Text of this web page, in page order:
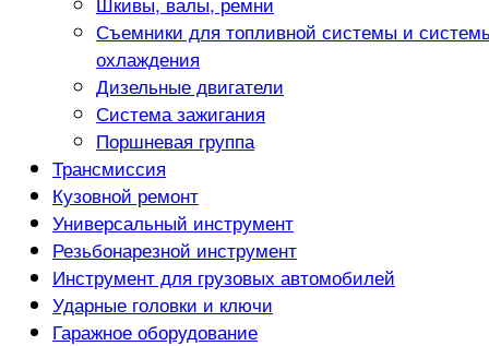
Съемники для топливной системы и
охлаждения
Дизельные двигатели
Система зажигания
Поршневая группа
Трансмиссия
Кузовной ремонт
Универсальный инструмент
Резьбонарезной инструмент
Инструмент для грузовых автомобилей
Ударные головки и ключи
Гаражное оборудование